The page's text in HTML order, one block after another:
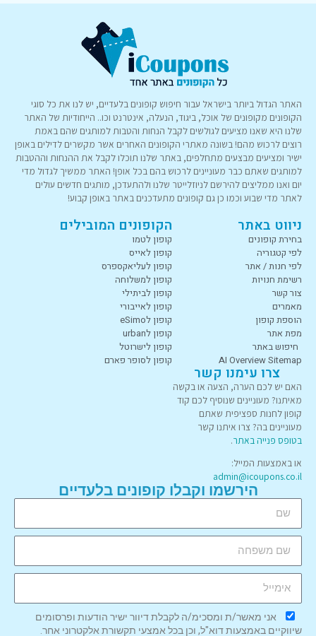
האתר הגדול ביותר בישראל עבור חיפוש קופונים בלעדיים, יש לנו את כל סוגי
הקופונים מקופונים של אוכל, ביגוד, הנעלה, אינטרנט וכו.. הייחודיות של האתר
שלנו היא שאנו מציעים לגולשים לקבל הנחות והטבות למותגים שהם באמת
רוצים לרכוש מהם! בשונה מאתרי הקופונים האחרים אשר מקשרים לדילים באופן
ישיר ומציעים מבצעים מתחלפים, באתר שלנו תוכלו לקבל את ההנחות וההטבות
למותגים שאתם כבר מעוניינים לרכוש בהם בכל אופן! האתר ממשיך לגדול מדי
יום ואנו ממליצים להירשם לניוזלייטר שלנו ולהתעדכן, מותגים חדשים עולים
לאתר מדי שבוע וכמו כן גם קופונים מתעדכנים באתר באופן קבוע!
ניווט באתר
בחירת קופונים
לפי קטגוריה
לפי חנות / אתר
רשימת חנויות
צור קשר
מאמרים
הוספת קופון
מפת אתר
חיפוש באתר
AI Overview Sitemap
הקופונים המובילים
קופון לטמו
קופון לאייס
קופון לעליאקספרס
קופון למשלוחה
קופון לביתילי
קופון לאייבורי
קופון לeSimo
קופון לurban
קופון לישרוטל
קופון לסופר פארם
צרו עימנו קשר
האם יש לכם הערה, הצעה או בקשה
מאיתנו? מעוניינים שנוסיף לכם קוד
קופון לחנות ספציפית שאתם
מעוניינים בה? צרו איתנו קשר
בטופס פנייה באתר.
או באמצעות המייל:
admin@icoupons.co.il
הירשמו וקבלו קופונים בלעדיים
אני מאשר/ת ומסכימ/ה לקבלת דיוור ישיר הודעות ופרסומים
שיווקיים באמצעות דוא"ל, וכן בכל אמצעי תקשורת אלקטרוני אחר.